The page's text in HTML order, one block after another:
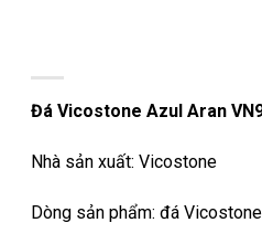
Đá Vicostone Azul Aran
Nhà sản xuất: Vicostone
Dòng sản phẩm: đá Vicostone